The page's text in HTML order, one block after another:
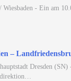
Wiesbaden - Ein am
–
Dresden